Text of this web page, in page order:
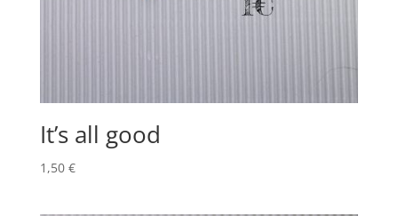
It’s all good
1,50 €